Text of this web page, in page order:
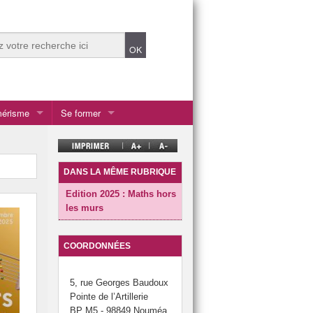
Se former
DANS LA MÊME RUBRIQUE
Edition 2025 : Maths hors
les murs
COORDONNÉES
5, rue Georges Baudoux
Pointe de l’Artillerie
BP M5 - 98849 Nouméa